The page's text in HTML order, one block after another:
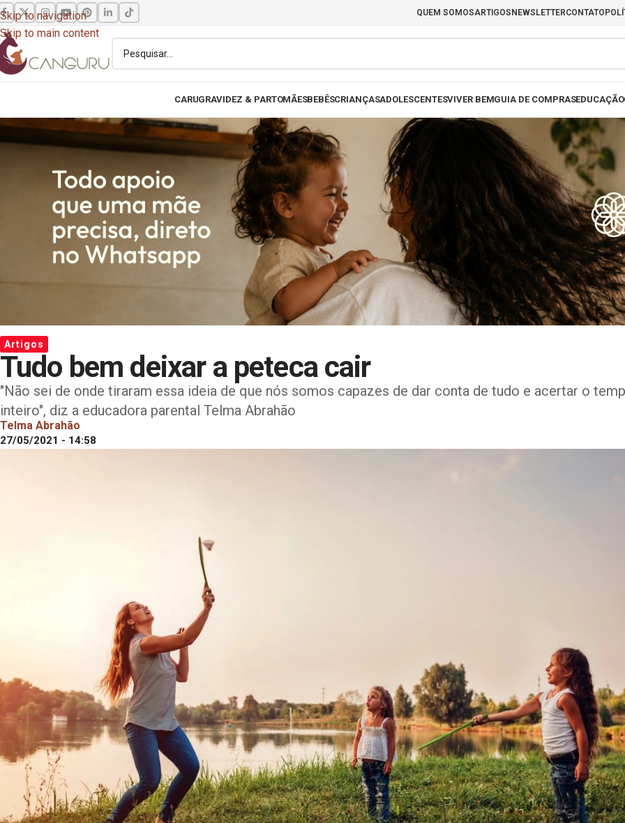
Skip to navigation
Skip to main content
QUEM SOMOSARTIGOS NEWSLETTERCONTATO
CARUGRAVIDEZ & PARTOMÃESBEBÊSCRIANÇASADOLESCENTESVIVER BEMGUIA DE COMPRASEDUCAÇÃO
Artigos
Tudo bem deixar a peteca cair
"Não sei de onde tiraram essa ideia de que nós somos capazes de dar conta de tudo e acertar o
inteiro", diz a educadora parental Telma Abrahão
Telma Abrahão
27/05/2021 - 14:58